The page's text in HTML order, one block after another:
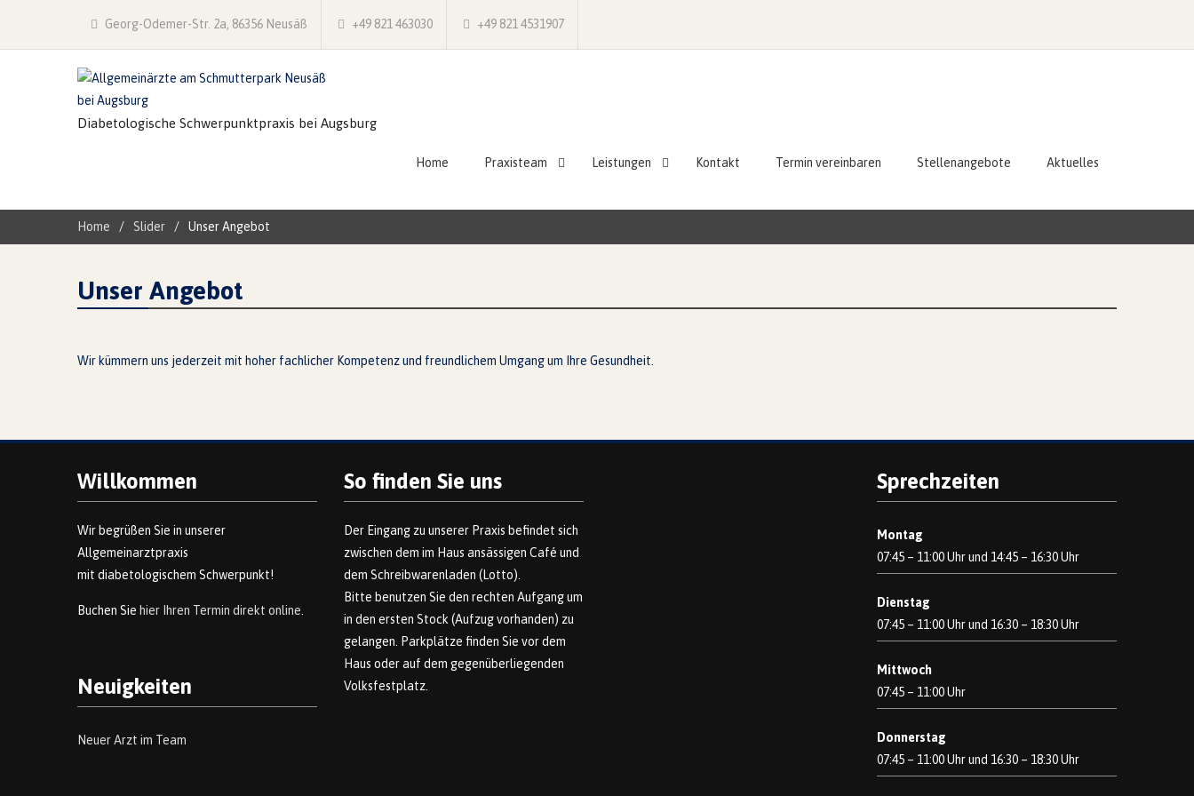
Georg-Odemer-Str. 2a, 86356 Neusäß +49 821 463030 +49 821 4531907
Diabetologische Schwerpunktpraxis bei Augsburg
Home Praxisteam Leistungen Kontakt Termin vereinbaren Stellenangebote Aktuelles
Home Slider Unser Angebot
Unser Angebot
Wir kümmern uns jederzeit mit hoher fachlicher Kompetenz und freundlichem Umgang um Ihre Gesundheit.
Willkommen
Wir begrüßen Sie in unserer
Allgemeinarztpraxis
mit diabetologischem Schwerpunkt!
Buchen Sie hier Ihren Termin direkt online
Neuigkeiten
Neuer Arzt im Team
So finden Sie uns
Der Eingang zu unserer Praxis befindet sich
zwischen dem im Haus ansässigen Café und
dem Schreibwarenladen (Lotto).
Bitte benutzen Sie den rechten Aufgang um
in den ersten Stock (Aufzug vorhanden) zu
gelangen. Parkplätze finden Sie vor dem
Haus oder auf dem gegenüberliegenden
Volksfestplatz.
Sprechzeiten
Montag
07:45 – 11:00 Uhr und 14:45 – 16:30 Uhr
Dienstag
07:45 – 11:00 Uhr und 16:30 – 18:30 Uhr
Mittwoch
07:45 – 11:00 Uhr
Donnerstag
07:45 – 11:00 Uhr und 16:30 – 18:30 Uhr